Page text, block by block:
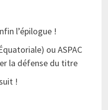
l’épilogue !
ou ASPAC
la défense du titre
!